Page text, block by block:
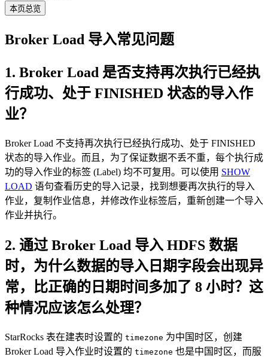
本页总览
Broker Load 导入常见问题
1. Broker Load 是否支持再次执行已经执
行成功、处于 FINISHED 状态的导入作
业？
Broker Load 不支持再次执行已经执行成功、处于 FINISHED
状态的导入作业。而且，为了保证数据不丢不重，每个执行成
功的导入作业的标签 (Label) 均不可复用。可以使用 SHOW
LOAD 语句查看历史的导入记录，找到想要再次执行的导入
作业，复制作业信息，并修改作业标签后，重新创建一个导入
作业并执行。
2. 通过 Broker Load 导入 HDFS 数据
时，为什么数据的导入日期字段会出现异
常，比正确的日期时间多加了 8 小时？这
种情况应该怎么处理？
StarRocks 表在建表时设置的 timezone 为中国时区，创建
Broker Load 导入作业时设置的 timezone 也是中国时区，而服